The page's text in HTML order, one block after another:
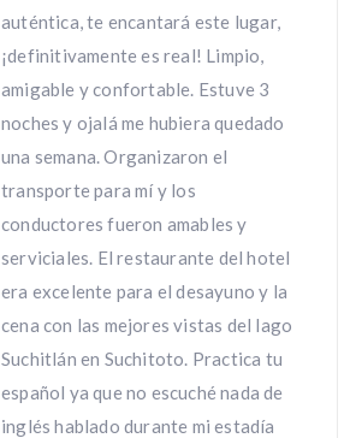
auténtica, te encantará este lugar,
¡definitivamente es real! Limpio,
amigable y confortable. Estuve 3
noches y ojalá me hubiera quedado
una semana. Organizaron el
transporte para mí y los
conductores fueron amables y
serviciales. El restaurante del hotel
era excelente para el desayuno y la
cena con las mejores vistas del lago
Suchitlán en Suchitoto. Practica tu
español ya que no escuché nada de
inglés hablado durante mi estadía